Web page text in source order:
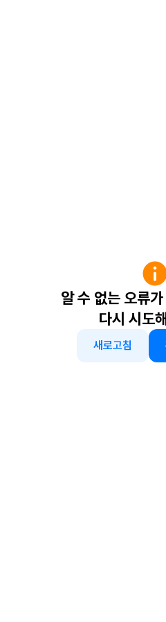
알 수 없는 오류
다시 시도
새로고침